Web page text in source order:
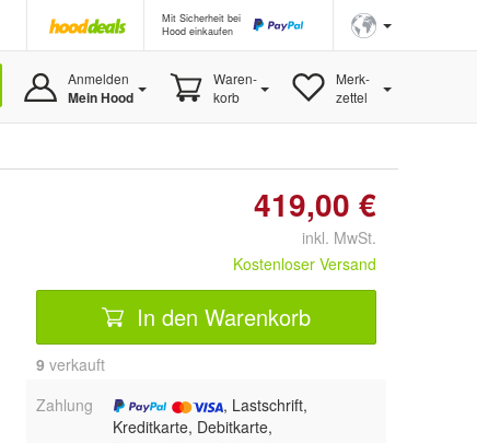
Mit Sicherheit bei
Hood einkaufen
Anmelden
Mein Hood
Waren-
korb
Merk-
zettel
419,00 €
inkl. MwSt.
Kostenloser Versand
In den Warenkorb
9 verkauft
Zahlung
, Lastschrift,
Kreditkarte, Debitkarte,